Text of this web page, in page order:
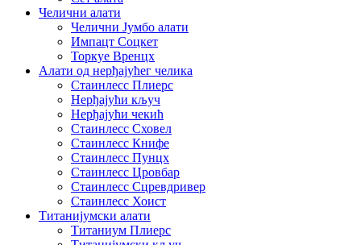
Челични алати
Челични Јумбо алати
Импацт Соцкет
Торкуе Вренцх
Алати од нерђајућег челика
Стаинлесс Плиерс
Нерђајући кључ
Нерђајући чекић
Стаинлесс Сховел
Стаинлесс Книфе
Стаинлесс Пунцх
Стаинлесс Цровбар
Стаинлесс Сцревдривер
Стаинлесс Хоист
Титанијумски алати
Титаниум Плиерс